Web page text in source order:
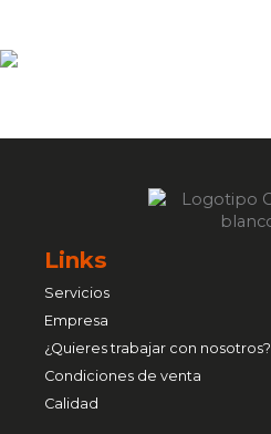
Links
Servicios
Empresa
¿Quieres trabajar con nosotros?
Condiciones de venta
Calidad